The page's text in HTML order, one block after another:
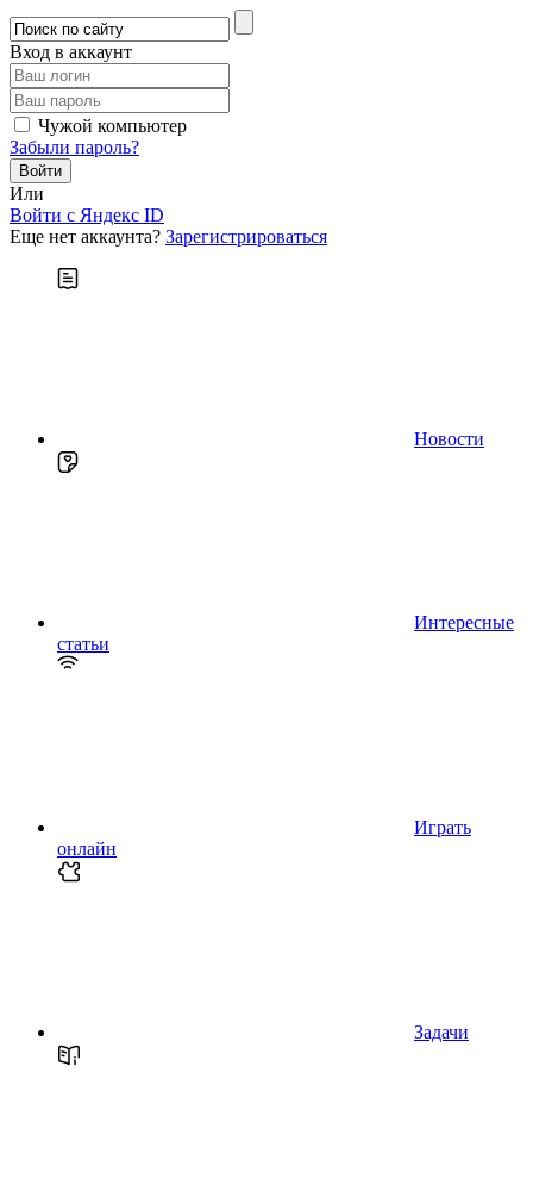
Вход в аккаунт
Чужой компьютер
Забыли пароль?
Или
Войти c Яндекс ID
Еще нет аккаунта? Зарегистрироваться
Новости
Интересные
статьи
Играть
онлайн
Задачи